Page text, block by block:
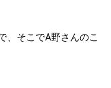
、そこでA野さんのこ